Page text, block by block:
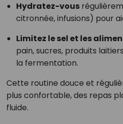
Hydratez-vous
citronnée, infusions) pour
Limitez le sel et les
pain, sucres, produits
la fermentation.
Cette routine douce et
plus confortable, des repas
fluide.